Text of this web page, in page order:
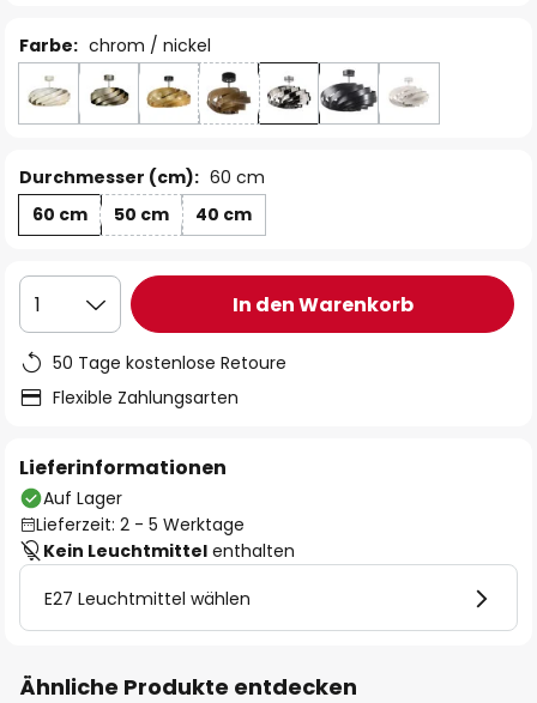
Farbe: chrom / nickel
Durchmesser (cm): 60 cm
60 cm
50 cm 40 cm
1 In den Warenkorb
50 Tage kostenlose Retoure
Flexible Zahlungsarten
Lieferinformationen
Auf Lager
Lieferzeit: 2 - 5 Werktage
Kein Leuchtmittel enthalten
E27 Leuchtmittel wählen
Ähnliche Produkte entdecken